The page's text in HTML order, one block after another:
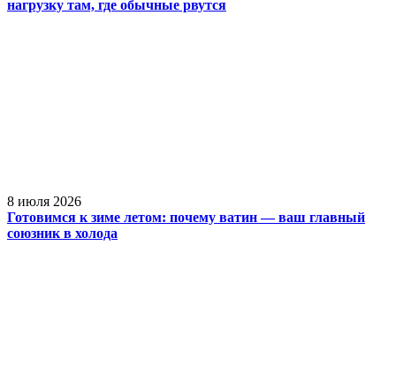
нагрузку там, где обычные рвутся
8 июля 2026
Готовимся к зиме летом: почему ватин — ваш главный
союзник в холода